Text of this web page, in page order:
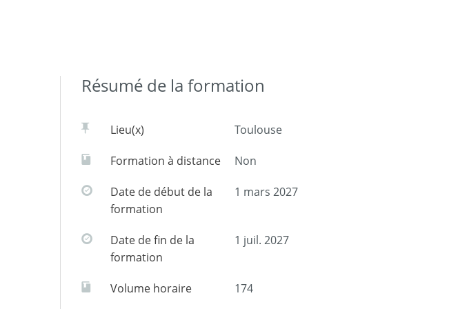
Résumé de la formation
Lieu(x) Toulouse
Formation à distance Non
Date de début de la
formation
1 mars 2027
Date de fin de la
formation
1 juil. 2027
Volume horaire 174